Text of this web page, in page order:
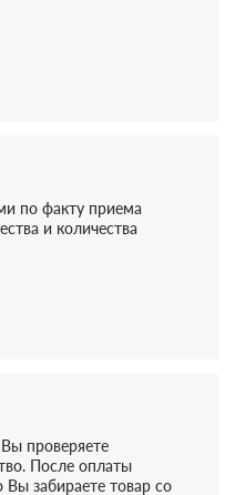
по факту приема
и количества
проверяете
После оплаты
Вы забираете товар со